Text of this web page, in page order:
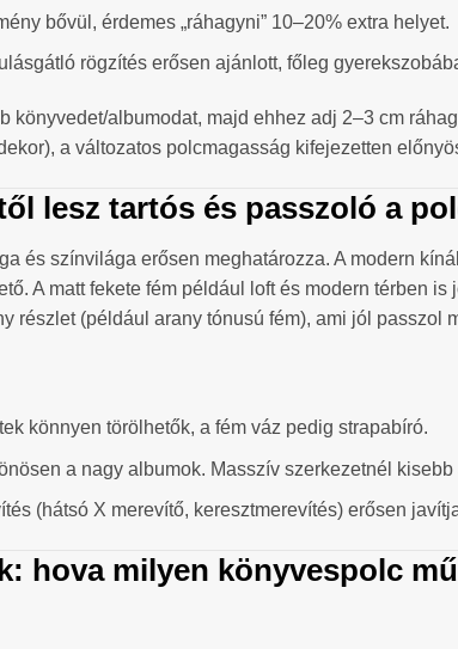
bővül, érdemes „ráhagyni” 10–20% extra helyet.
rögzítés erősen ajánlott, főleg
könyvedet/albumodat, majd ehhez adj 2–3 cm
a változatos polcmagasság kifejezetten
lesz tartós és passzoló a
és színvilága erősen meghatározza. A modern
A matt fekete fém például loft és modern térben
részlet (például arany tónusú fém), ami jól passzol
könnyen törölhetők, a fém váz pedig strapabíró.
a nagy albumok. Masszív szerkezetnél
(hátsó X merevítő, keresztmerevítés) erősen
hova milyen könyvespolc